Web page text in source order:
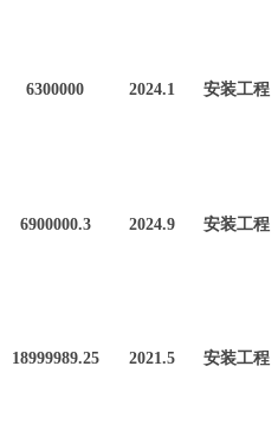
6300000 2024.1 安装工程
6900000.3 2024.9 安装工程
18999989.25 2021.5 安装工程